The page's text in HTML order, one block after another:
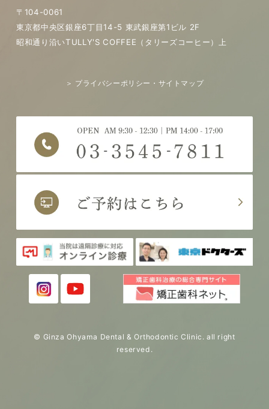
〒104-0061
東京都中央区銀座6丁目14-5 東武銀座第1ビル 2F
昭和通り沿いTULLY'S COFFEE（タリーズコーヒー）上
＞ プライバシーポリシー・サイトマップ
© Ginza Ohyama Dental & Orthodontic Clinic. all right
reserved.